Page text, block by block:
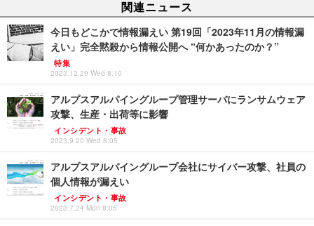
関連ニュース
今日もどこかで情報漏えい 第19回「2023年11月の情報漏
えい」完全黙殺から情報公開へ “何かあったのか？”
特集
2023.12.20 Wed 8:10
アルプスアルパイングループ管理サーバにランサムウェア
攻撃、生産・出荷等に影響
インシデント・事故
2023.9.20 Wed 8:05
アルプスアルパイングループ会社にサイバー攻撃、社員の
個人情報が漏えい
インシデント・事故
2023.7.24 Mon 8:05